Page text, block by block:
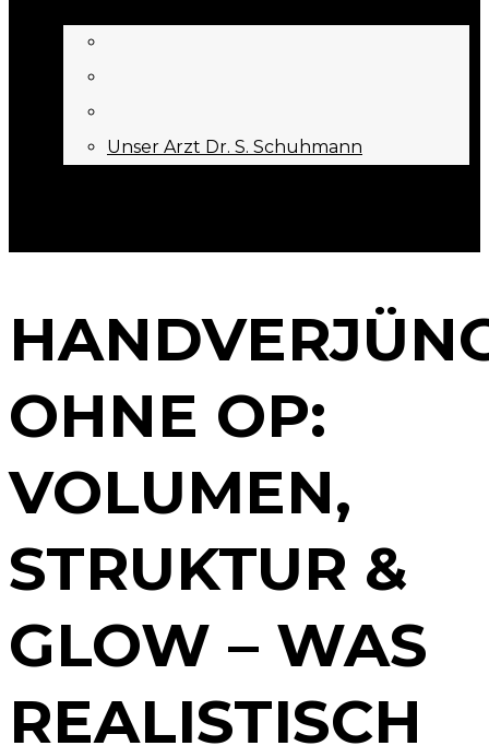
Unser Arzt Dr. S. Schuhmann
OHNE OP:
VOLUMEN,
STRUKTUR &
GLOW – WAS
REALISTISCH